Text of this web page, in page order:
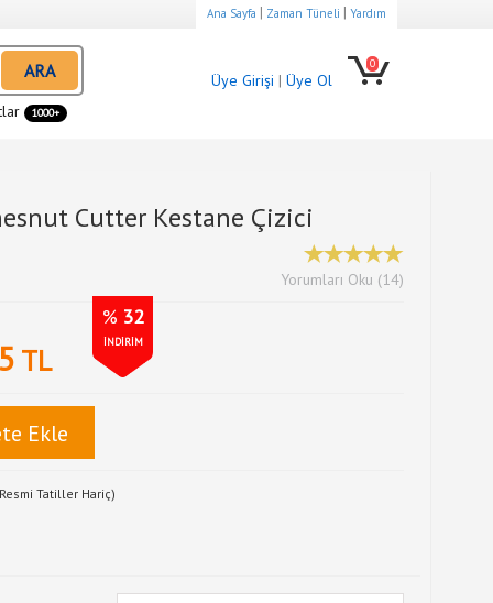
Ana Sayfa | Zaman Tüneli | Yardım
ARA
1000+
Üye Girişi | Üye Ol
0
Cutter Kestane Çizici
Yorumları Oku (14)
% 32
İNDİRİM
TL
Ekle
Tatiller Hariç)